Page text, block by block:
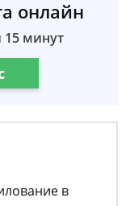
онлайн
15 минут
в